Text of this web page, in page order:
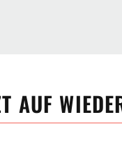
AUF